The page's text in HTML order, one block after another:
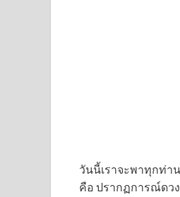
วันนี้เราจะพาทุกท่า
คือ ปรากฏการณ์ดวง